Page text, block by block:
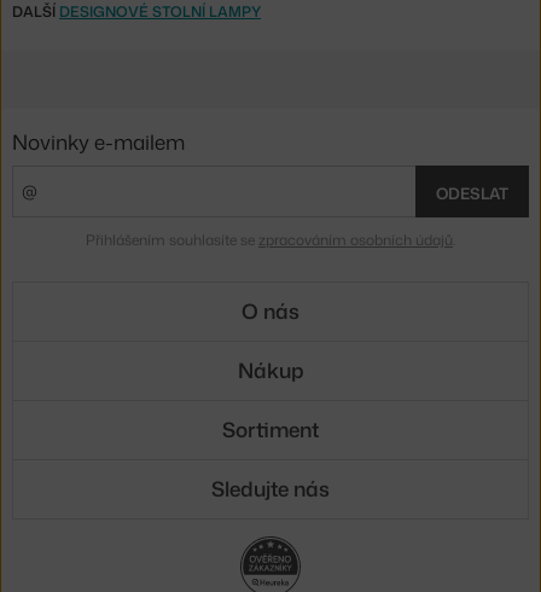
DALŠÍ DESIGNOVÉ STOLNÍ LAMPY
Novinky e-mailem
ODESLAT
Přihlášením souhlasíte se zpracováním osobních údajů
O nás
Nákup
Sortiment
Sledujte nás